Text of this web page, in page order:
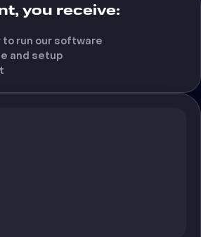
you receive:
to run our software
and setup